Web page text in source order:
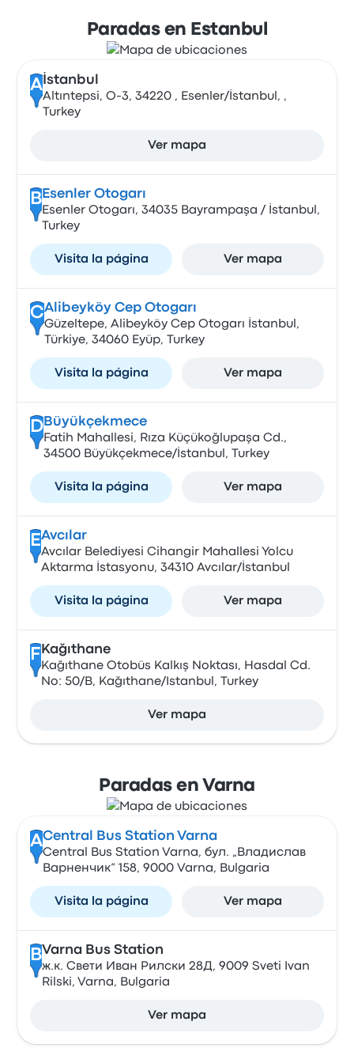
Paradas en Estanbul
A İstanbul
Altıntepsi, O-3, 34220 , Esenler/İstanbul, ,
Turkey
Ver mapa
B Esenler Otogarı
Esenler Otogarı, 34035 Bayrampaşa / İstanbul,
Turkey
Visita la página Ver mapa
CAlibeyköy Cep Otogarı
Güzeltepe, Alibeyköy Cep Otogarı İstanbul,
Türkiye, 34060 Eyüp, Turkey
Visita la página Ver mapa
DBüyükçekmece
Fatih Mahallesi, Rıza Küçükoğlupaşa Cd.,
34500 Büyükçekmece/İstanbul, Turkey
Visita la página Ver mapa
EAvcılar
Avcılar Belediyesi Cihangir Mahallesi Yolcu
Aktarma İstasyonu, 34310 Avcılar/İstanbul
Visita la página Ver mapa
F Kağıthane
Kağıthane Otobüs Kalkış Noktası, Hasdal Cd.
No: 50/B, Kağıthane/Istanbul, Turkey
Ver mapa
Paradas en Varna
ACentral Bus Station Varna
Central Bus Station Varna, бул. „Владислав
Варненчик“ 158, 9000 Varna, Bulgaria
Visita la página Ver mapa
BVarna Bus Station
ж.к. Свети Иван Рилски 28Д, 9009 Sveti Ivan
Rilski, Varna, Bulgaria
Ver mapa